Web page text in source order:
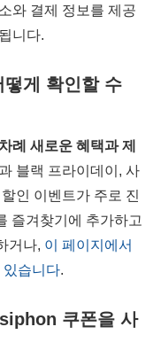
와 결제 정보를 제공
니다.
게 확인할 수
례 새로운 혜택과 제
블랙 프라이데이, 사
인 이벤트가 주로 진
즐겨찾기에 추가하고
거나, 이 페이지에서
있습니다.
쿠폰을 사